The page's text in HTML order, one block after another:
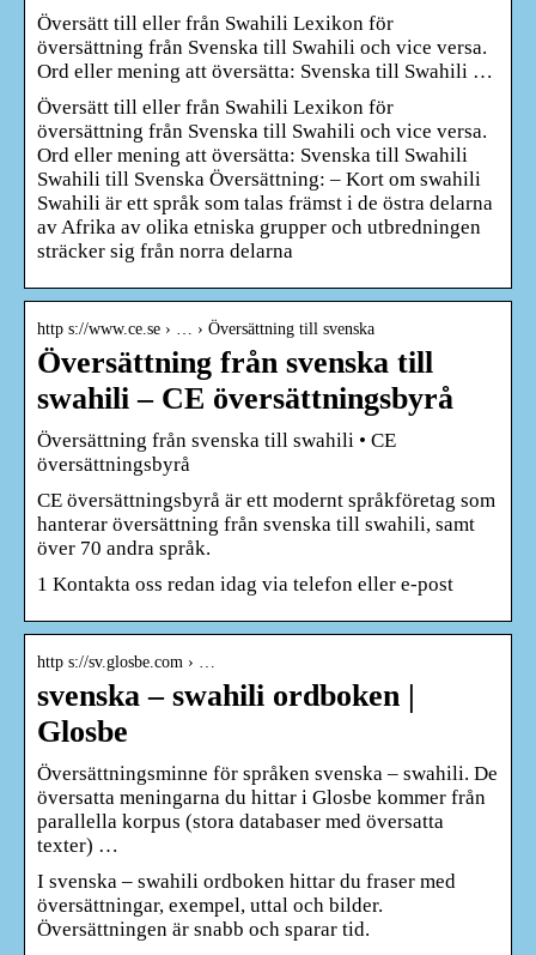
Översätt till eller från Swahili Lexikon för
översättning från Svenska till Swahili och vice versa.
Ord eller mening att översätta: Svenska till Swahili …
Översätt till eller från Swahili Lexikon för
översättning från Svenska till Swahili och vice versa.
Ord eller mening att översätta: Svenska till Swahili
Swahili till Svenska Översättning: – Kort om swahili
Swahili är ett språk som talas främst i de östra delarna
av Afrika av olika etniska grupper och utbredningen
sträcker sig från norra delarna
http s://www.ce.se › … › Översättning till svenska
Översättning från svenska till
swahili – CE översättningsbyrå
Översättning från svenska till swahili • CE
översättningsbyrå
CE översättningsbyrå är ett modernt språkföretag som
hanterar översättning från svenska till swahili, samt
över 70 andra språk.
1 Kontakta oss redan idag via telefon eller e-post
http s://sv.glosbe.com › …
svenska – swahili ordboken |
Glosbe
Översättningsminne för språken svenska – swahili. De
översatta meningarna du hittar i Glosbe kommer från
parallella korpus (stora databaser med översatta
texter) …
I svenska – swahili ordboken hittar du fraser med
översättningar, exempel, uttal och bilder.
Översättningen är snabb och sparar tid.